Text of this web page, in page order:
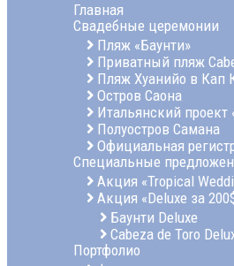
Главная
Свадебные церемонии
Пляж «Баунти»
Приватный пляж
Пляж Хуанийо в Кап
Остров Саона
Итальянский проект
Полуостров Самана
Официальная
Специальные
Акция «Tropical
Акция «Deluxe за
Баунти Deluxe
Cabeza de Toro
Портфолио